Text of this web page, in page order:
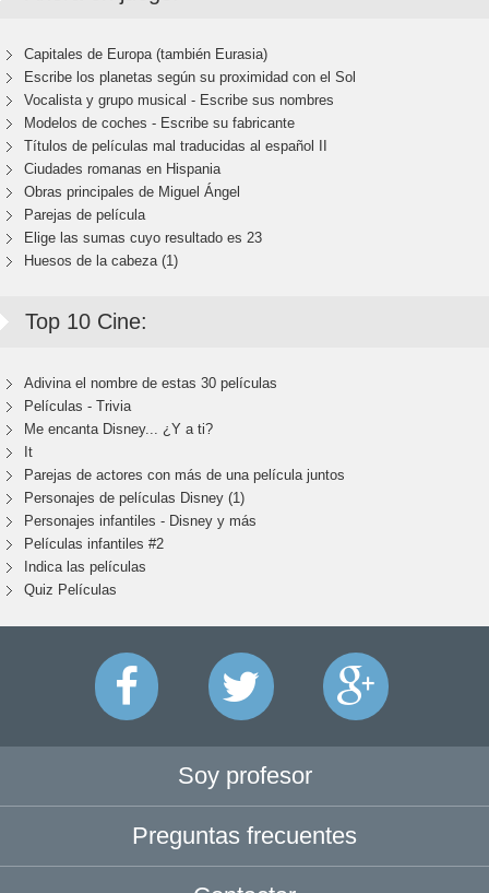
Capitales de Europa (también Eurasia)
Escribe los planetas según su proximidad con el Sol
Vocalista y grupo musical - Escribe sus nombres
Modelos de coches - Escribe su fabricante
Títulos de películas mal traducidas al español II
Ciudades romanas en Hispania
Obras principales de Miguel Ángel
Parejas de película
Elige las sumas cuyo resultado es 23
Huesos de la cabeza (1)
Top 10 Cine:
Adivina el nombre de estas 30 películas
Películas - Trivia
Me encanta Disney... ¿Y a ti?
It
Parejas de actores con más de una película juntos
Personajes de películas Disney (1)
Personajes infantiles - Disney y más
Películas infantiles #2
Indica las películas
Quiz Películas
Soy profesor
Preguntas frecuentes